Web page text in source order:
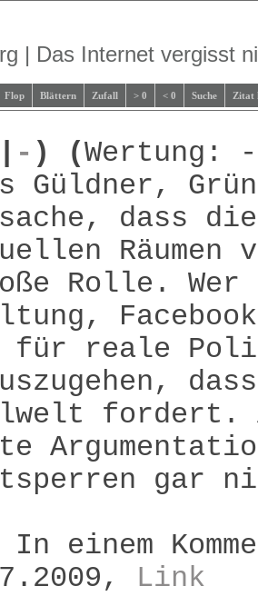
| Das Internet vergisst
Flop Blättern Zufall > 0 < 0 Suche Zitat
- ) (Wertung: -
Güldner,
dass
Rolle. Wer
für reale
fordert.
gar
einem
Link